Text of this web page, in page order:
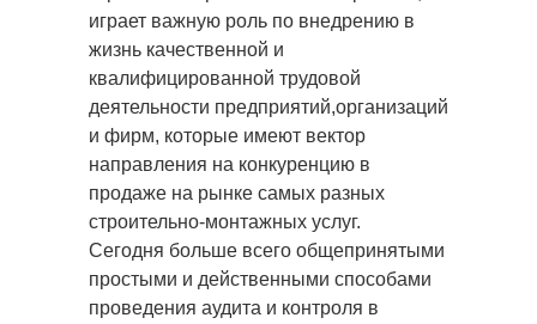
играет важную роль по внедрению в
жизнь качественной и
квалифицированной трудовой
деятельности предприятий,организаций
и фирм, которые имеют вектор
направления на конкуренцию в
продаже на рынке самых разных
строительно-монтажных услуг.
Сегодня больше всего общепринятыми
простыми и действенными способами
проведения аудита и контроля в